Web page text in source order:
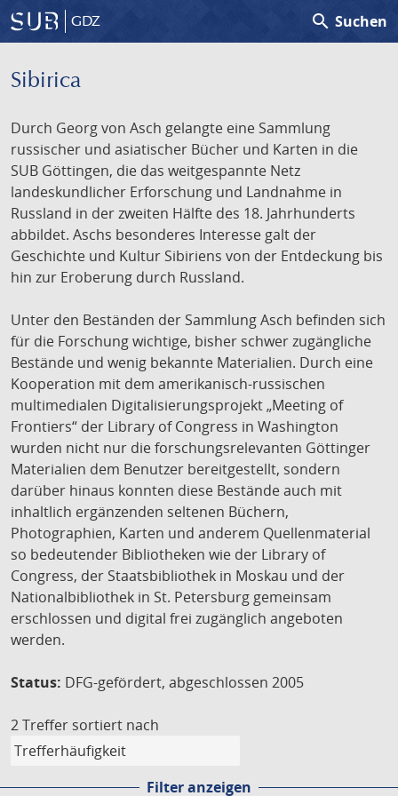
GDZ search Suchen
Sibirica
Durch Georg von Asch gelangte eine Sammlung
russischer und asiatischer Bücher und Karten in die
SUB Göttingen, die das weitgespannte Netz
landeskundlicher Erforschung und Landnahme in
Russland in der zweiten Hälfte des 18. Jahrhunderts
abbildet. Aschs besonderes Interesse galt der
Geschichte und Kultur Sibiriens von der Entdeckung bis
hin zur Eroberung durch Russland.
Unter den Beständen der Sammlung Asch befinden sich
für die Forschung wichtige, bisher schwer zugängliche
Bestände und wenig bekannte Materialien. Durch eine
Kooperation mit dem amerikanisch-russischen
multimedialen Digitalisierungsprojekt „Meeting of
Frontiers“ der Library of Congress in Washington
wurden nicht nur die forschungsrelevanten Göttinger
Materialien dem Benutzer bereitgestellt, sondern
darüber hinaus konnten diese Bestände auch mit
inhaltlich ergänzenden seltenen Büchern,
Photographien, Karten und anderem Quellenmaterial
so bedeutender Bibliotheken wie der Library of
Congress, der Staatsbibliothek in Moskau und der
Nationalbibliothek in St. Petersburg gemeinsam
erschlossen und digital frei zugänglich angeboten
werden.
Status: DFG-gefördert, abgeschlossen 2005
2 Treffer sortiert nach
Filter anzeigen